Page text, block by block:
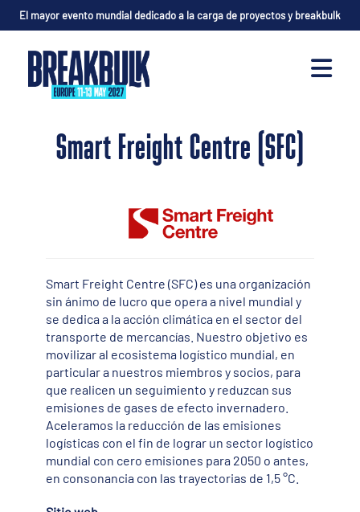
El mayor evento mundial dedicado a la carga de proyectos y breakbulk
Smart Freight Centre (SFC)
Smart Freight Centre (SFC) es una organización
sin ánimo de lucro que opera a nivel mundial y
se dedica a la acción climática en el sector del
transporte de mercancías. Nuestro objetivo es
movilizar al ecosistema logístico mundial, en
particular a nuestros miembros y socios, para
que realicen un seguimiento y reduzcan sus
emisiones de gases de efecto invernadero.
Aceleramos la reducción de las emisiones
logísticas con el fin de lograr un sector logístico
mundial con cero emisiones para 2050 o antes,
en consonancia con las trayectorias de 1,5 °C.